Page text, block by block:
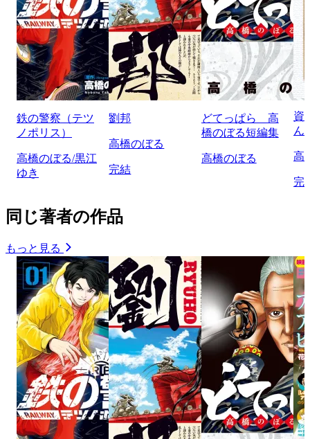
鉄の警察（テツ
ノポリス）
高橋のぼる/黒江
ゆき
劉邦
高橋のぼる
完結
どてっぱら 高
橋のぼる短編集
高橋のぼる
資
ん
高
完
同じ著者の作品
もっと見る